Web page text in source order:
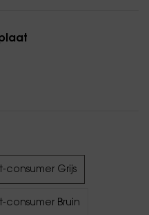
consumer Grijs
consumer Bruin